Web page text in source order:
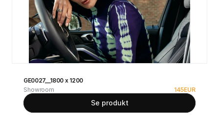
GE0027__1800 x 1200
Showroom
145EUR
Se produkt